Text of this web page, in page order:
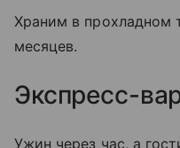
Храним в прохладном
месяцев.
Экспресс-
Ужин через час, а